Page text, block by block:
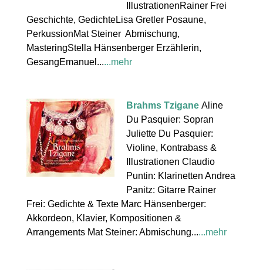
IllustrationenRainer Frei
Geschichte, GedichteLisa Gretler Posaune,
PerkussionMat Steiner Abmischung,
MasteringStella Hänsenberger Erzählerin,
GesangEmanuel......mehr
Brahms Tzigane Aline
Du Pasquier: Sopran
Juliette Du Pasquier:
Violine, Kontrabass &
Illustrationen Claudio
Puntin: Klarinetten Andrea
Panitz: Gitarre Rainer
Frei: Gedichte & Texte Marc Hänsenberger:
Akkordeon, Klavier, Kompositionen &
Arrangements Mat Steiner: Abmischung......mehr